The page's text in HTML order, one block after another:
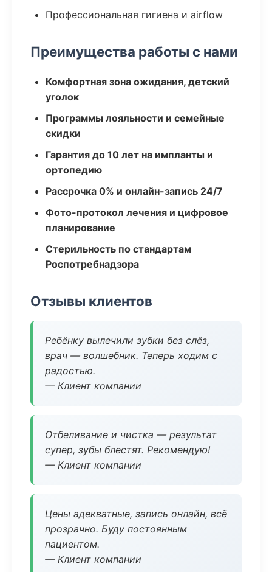
Профессиональная гигиена и airflow
Преимущества работы с нами
Комфортная зона ожидания, детский
уголок
Программы лояльности и семейные
скидки
Гарантия до 10 лет на импланты и
ортопедию
Рассрочка 0% и онлайн-запись 24/7
Фото-протокол лечения и цифровое
планирование
Стерильность по стандартам
Роспотребнадзора
Отзывы клиентов
Ребёнку вылечили зубки без слёз,
врач — волшебник. Теперь ходим с
радостью.
— Клиент компании
Отбеливание и чистка — результат
супер, зубы блестят. Рекомендую!
— Клиент компании
Цены адекватные, запись онлайн, всё
прозрачно. Буду постоянным
пациентом.
— Клиент компании